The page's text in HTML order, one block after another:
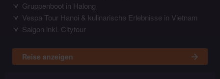
Gruppenboot in Halong
Vespa Tour Hanoi & kulinarische Erlebnisse in Vietnam
Saigon inkl. Citytour
Reise anzeigen